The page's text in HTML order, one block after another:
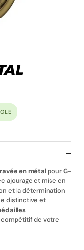
en métal pourG-
ajourage et mise en
et la détermination
distinctive et
de votre